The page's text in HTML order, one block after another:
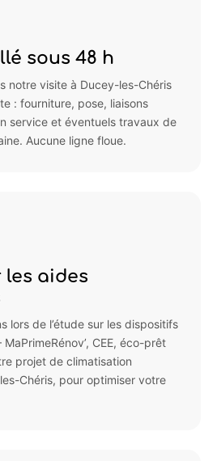
sous 48 h
notre visite à Ducey-les-Chéris
: fourniture, pose, liaisons
service et éventuels travaux de
Aucune ligne floue.
les aides
lors de l’étude sur les dispositifs
CEE, éco-prêt
projet de climatisation
Chéris, pour optimiser votre